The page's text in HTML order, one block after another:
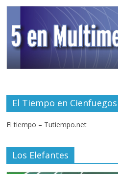
El Tiempo en Cienfuegos
El tiempo – Tutiempo.net
Los Elefantes